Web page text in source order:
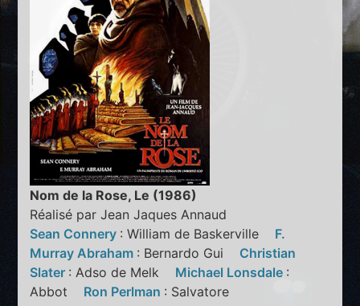
Nom de la Rose, Le (1986)
Réalisé par Jean Jaques Annaud
Sean Connery : William de Baskerville F.
Murray Abraham : Bernardo Gui Christian
Slater : Adso de Melk Michael Lonsdale :
Abbot Ron Perlman : Salvatore